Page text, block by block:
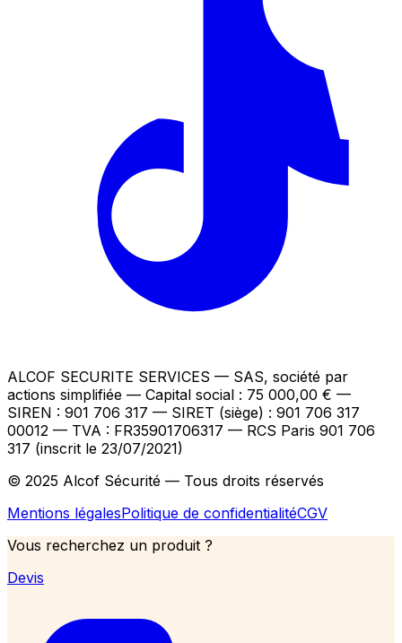
ALCOF SECURITE SERVICES — SAS, société par
actions simplifiée — Capital social : 75 000,00 € —
SIREN : 901 706 317 — SIRET (siège) : 901 706 317
00012 — TVA : FR35901706317 — RCS Paris 901 706
317 (inscrit le 23/07/2021)
© 2025 Alcof Sécurité — Tous droits réservés
Mentions légalesPolitique de confidentialitéCGV
Vous recherchez un produit ?
Devis